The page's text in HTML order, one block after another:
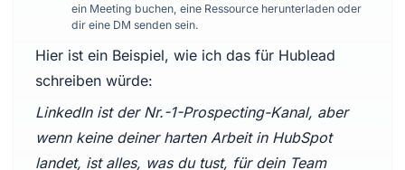
ein Meeting buchen, eine Ressource herunterladen oder
dir eine DM senden sein.
Hier ist ein Beispiel, wie ich das für Hublead
schreiben würde:
LinkedIn ist der Nr.-1-Prospecting-Kanal, aber
wenn keine deiner harten Arbeit in HubSpot
landet, ist alles, was du tust, für dein Team